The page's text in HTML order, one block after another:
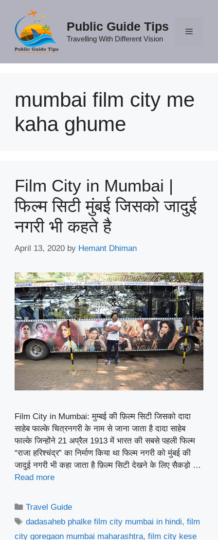
content
Public Guide Tips
Travelling With Different Vision
mumbai film city me
kaha ghume
Film City in Mumbai |
फिल्म सिटी मुंबई जिसको जादुई
नगरी भी कहते है
April 13, 2020 by Hemant Dhiman
Film City in Mumbai: मुम्बई की फ़िल्म सिटी जिसको दादा
साहेब फाल्के चित्रनगरी के नाम से जाना जाता है दादा साहेब
फाल्के जिन्होंने 21 अप्रैल 1913 में भारत की सबसे पहली फिल्म
“राजा हरिश्चंद्र” का निर्माण किया था फिल्म नगरी को मुंबई की
जादुई नगरी भी कहा जाता है फ़िल्म सिटी देखने के लिए सैकड़ो …
Read more
Categories
Travel Guide
Tags
dadasaheb phalke film city mumbai in hindi,film
city goregaon mumbai maharashtra, film city kese